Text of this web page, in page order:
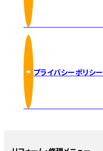
プライバシーポリシー